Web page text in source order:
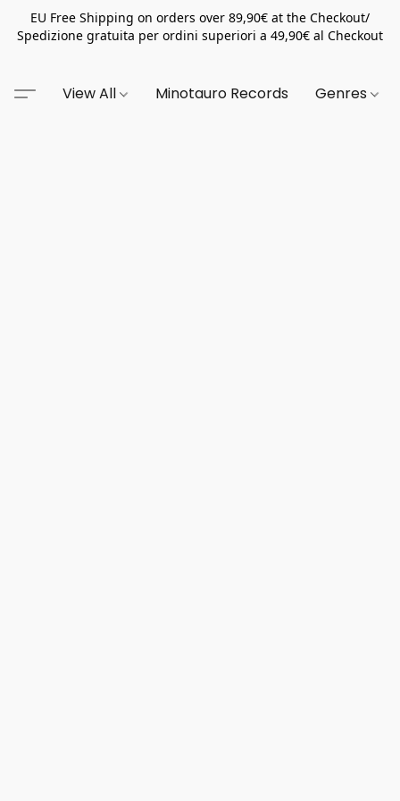
EU Free Shipping on orders over 89,90€ at the Checkout/
Spedizione gratuita per ordini superiori a 49,90€ al Checkout
View All Minotauro Records Genres